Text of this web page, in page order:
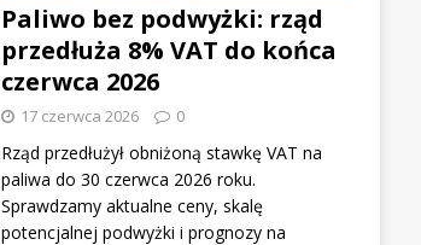
Paliwo bez podwyżki: rząd
przedłuża 8% VAT do końca
czerwca 2026
17 czerwca 2026 0
Rząd przedłużył obniżoną stawkę VAT na
paliwa do 30 czerwca 2026 roku.
Sprawdzamy aktualne ceny, skalę
potencjalnej podwyżki i prognozy na